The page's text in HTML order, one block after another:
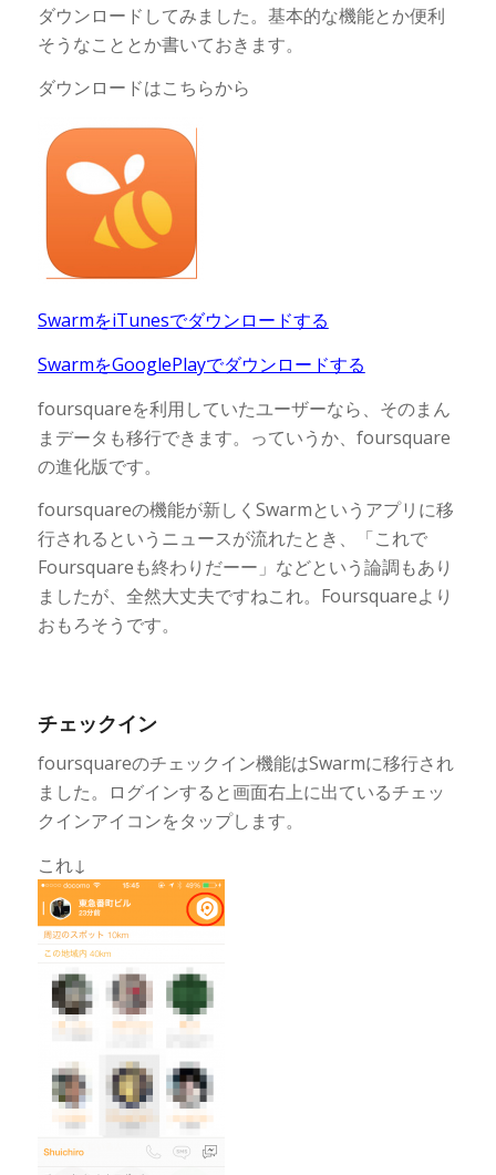
ダウンロードしてみました。基本的な機能とか便利
そうなこととか書いておきます。
ダウンロードはこちらから
SwarmをiTunesでダウンロードする
SwarmをGooglePlayでダウンロードする
foursquareを利用していたユーザーなら、そのまん
まデータも移行できます。っていうか、foursquare
の進化版です。
foursquareの機能が新しくSwarmというアプリに移
行されるというニュースが流れたとき、「これで
Foursquareも終わりだーー」などという論調もあり
ましたが、全然大丈夫ですねこれ。Foursquareより
おもろそうです。
チェックイン
foursquareのチェックイン機能はSwarmに移行され
ました。ログインすると画面右上に出ているチェッ
クインアイコンをタップします。
これ↓